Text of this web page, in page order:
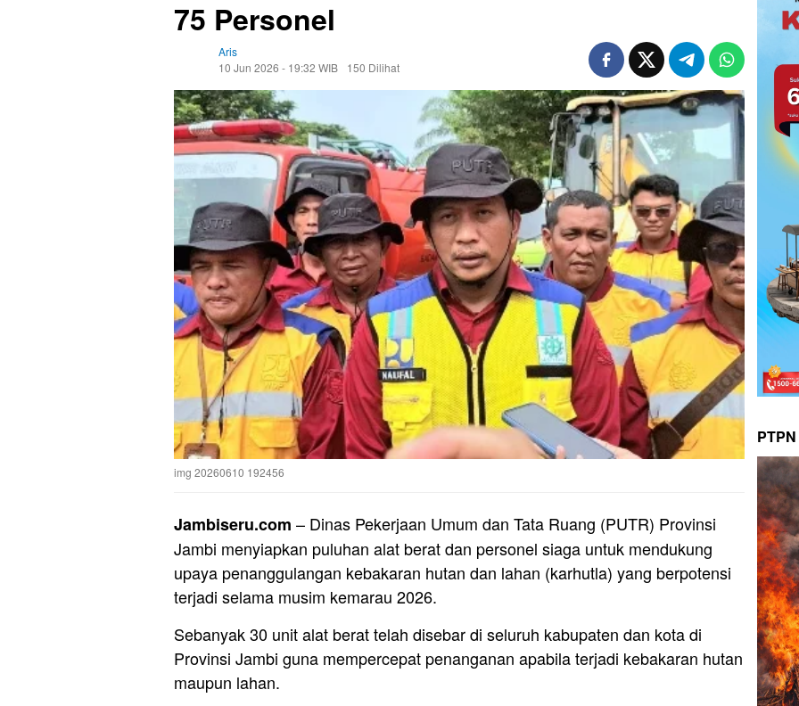
75 Personel
Aris
10 Jun 2026 - 19:32 WIB
150 Dilihat
img 20260610 192456
Jambiseru.com – Dinas Pekerjaan Umum dan Tata Ruang (PUTR) Provinsi
Jambi menyiapkan puluhan alat berat dan personel siaga untuk mendukung
upaya penanggulangan kebakaran hutan dan lahan (karhutla) yang berpotensi
terjadi selama musim kemarau 2026.
Sebanyak 30 unit alat berat telah disebar di seluruh kabupaten dan kota di
Provinsi Jambi guna mempercepat penanganan apabila terjadi kebakaran hutan
maupun lahan.